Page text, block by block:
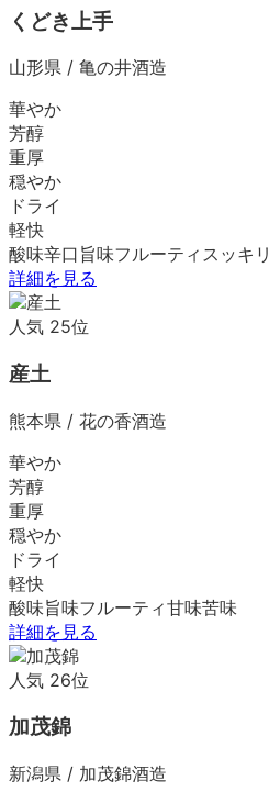
くどき上手
山形県 / 亀の井酒造
華やか
芳醇
重厚
穏やか
ドライ
軽快
酸味辛口 旨味フルーティ スッキリ
詳細を見る
人気 25位
産土
熊本県 / 花の香酒造
華やか
芳醇
重厚
穏やか
ドライ
軽快
酸味旨味フルーティ甘味苦味
詳細を見る
人気 26位
加茂錦
新潟県 / 加茂錦酒造